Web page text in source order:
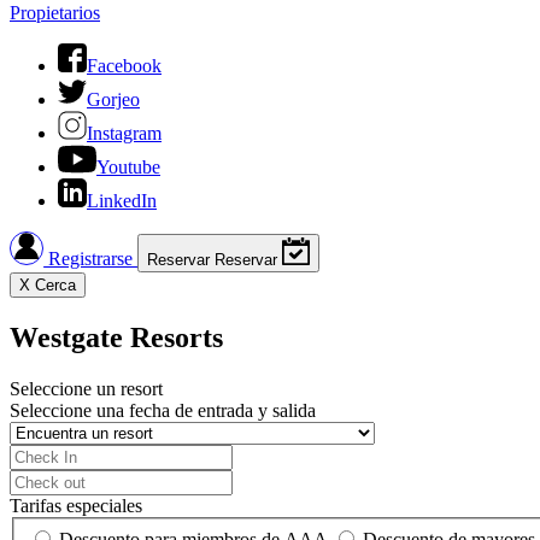
Propietarios
Facebook
Gorjeo
Instagram
Youtube
LinkedIn
Registrarse Reservar Reservar
X Cerca
Westgate Resorts
Seleccione un resort
Seleccione una fecha de entrada y salida
Tarifas especiales